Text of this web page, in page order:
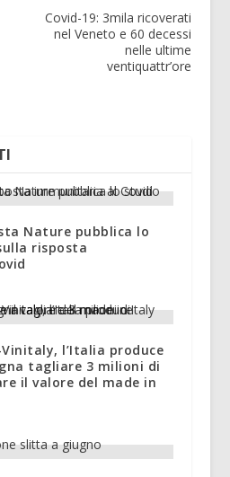
Covid-19: 3mila ricoverati
nel Veneto e 60 decessi
nelle ultime
ventiquattr’ore
Nature pubblica lo
risposta
l’Italia produce
tagliare 3 milioni di
il valore del made in